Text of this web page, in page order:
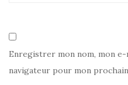
Enregistrer mon nom, mon
navigateur pour mon